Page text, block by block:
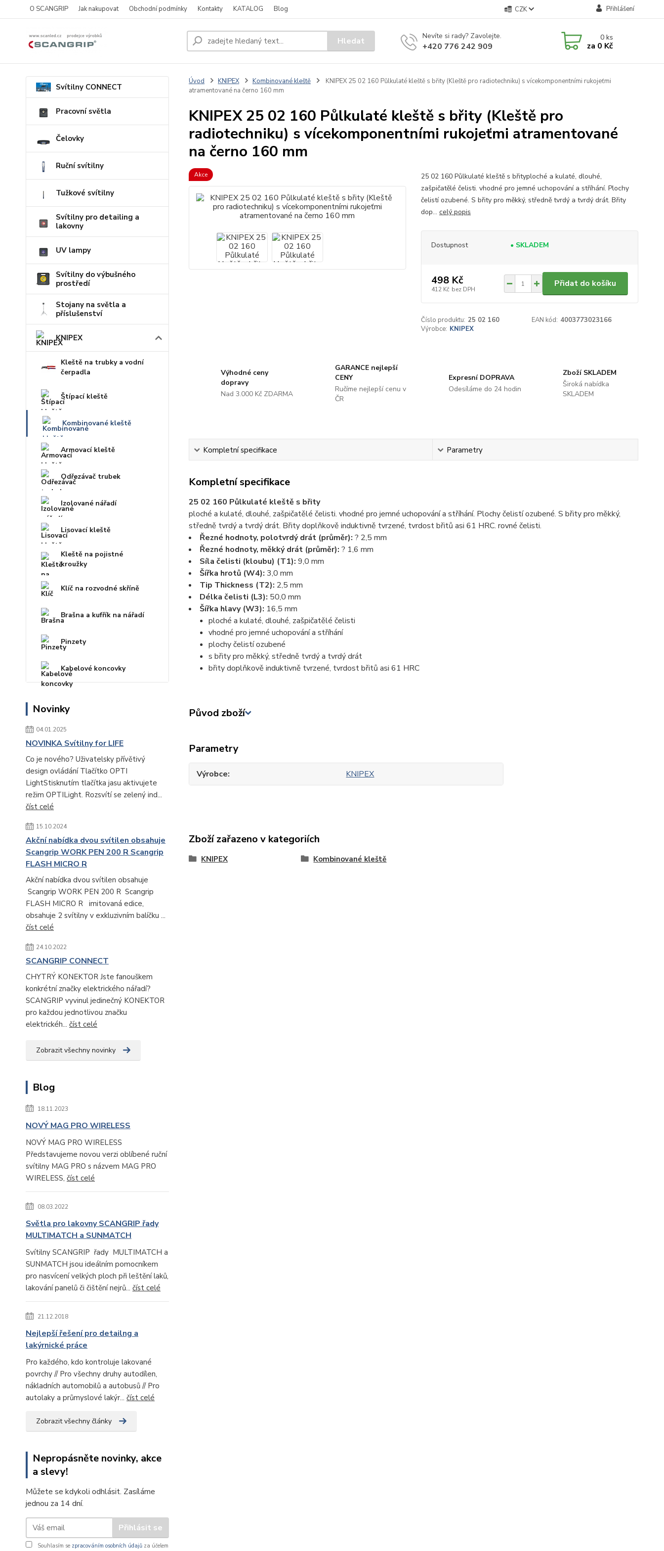
O SCANGRIP Jak nakupovat Obchodní podmínky Kontakty KATALOG Blog CZK Přihlášení
Hledat Nevíte si rady? Zavolejte.
+420 776 242 909
0ks
za 0 Kč
Svítilny CONNECT
Pracovní světla
Čelovky
Ruční svítilny
Tužkové svítilny
Svítilny pro detailing a
lakovny
UV lampy
Svítilny do výbušného
prostředí
Stojany na světla a
příslušenství
KNIPEX
Kleště na trubky a vodní
čerpadla
Štípací kleště
Kombinované kleště
Armovací kleště
Odřezávač trubek
Izolované nářadí
Lisovací kleště
Kleště na pojistné
kroužky
Klíč na rozvodné skříně
Brašna a kufřík na nářadí
Pinzety
Kabelové koncovky
Novinky
04.01.2025
NOVINKA Svítilny for LIFE
Co je nového? Uživatelsky přívětivý
design ovládání Tlačítko OPTI
LightStisknutím tlačítka jasu aktivujete
režim OPTILight. Rozsvítí se zelený ind...
číst celé
15.10.2024
Akční nabídka dvou svítilen obsahuje
Scangrip WORK PEN 200 R Scangrip
FLASH MICRO R
Akční nabídka dvou svítilen obsahuje
Scangrip WORK PEN 200 R Scangrip
FLASH MICRO R imitovaná edice,
obsahuje 2 svítilny v exkluzivním balíčku ...
číst celé
24.10.2022
SCANGRIP CONNECT
CHYTRÝ KONEKTOR Jste fanouškem
konkrétní značky elektrického nářadí?
SCANGRIP vyvinul jedinečný KONEKTOR
pro každou jednotlivou značku
elektrickéh... číst celé
Zobrazit všechny novinky
Blog
18.11.2023
NOVÝ MAG PRO WIRELESS
NOVÝ MAG PRO WIRELESS
Představujeme novou verzi oblíbené ruční
svítilny MAG PRO s názvem MAG PRO
WIRELESS, číst celé
08.03.2022
Světla pro lakovny SCANGRIP řady
MULTIMATCH a SUNMATCH
Svítilny SCANGRIP řady MULTIMATCH a
SUNMATCH jsou ideálním pomocníkem
pro nasvícení velkých ploch při leštění laků,
lakování panelů či čištění nejrů... číst celé
21.12.2018
Nejlepší řešení pro detailng a
lakýrnické práce
Pro každého, kdo kontroluje lakované
povrchy // Pro všechny druhy autodílen,
nákladních automobilů a autobusů // Pro
autolaky a průmyslové lakýr... číst celé
Zobrazit všechny články
Nepropásněte novinky, akce
a slevy!
Můžete se kdykoli odhlásit. Zasíláme
jednou za 14 dní.
Přihlásit se
Souhlasím se zpracováním osobních údajů za účelem
Úvod KNIPEX Kombinované kleště
KNIPEX 25 02 160 Půlkulaté kleště s břity (Kleště pro radiotechniku) s vícekomponentními rukojeťmi
atramentované na černo 160 mm
KNIPEX 25 02 160 Půlkulaté kleště s břity (Kleště pro
radiotechniku) s vícekomponentními rukojeťmi atramentované
na černo 160 mm
Akce
25 02 160 Půlkulaté kleště s břityploché a kulaté, dlouhé,
zašpičatělé čelisti. vhodné pro jemné uchopování a stříhání. Plochy
čelistí ozubené. S břity pro měkký, středně tvrdý a tvrdý drát. Břity
dop... celý popis
Dostupnost • SKLADEM
498 Kč
412 Kč bez DPH
Přidat do košíku
Číslo produktu: 25 02 160 EAN kód: 4003773023166
Výrobce: KNIPEX
Výhodné ceny
dopravy
Nad 3.000 Kč ZDARMA
GARANCE nejlepší
CENY
Ručíme nejlepší cenu v
ČR
Expresní DOPRAVA
Odesíláme do 24 hodin
Zboží SKLADEM
Široká nabídka
SKLADEM
Kompletní specifikace Parametry
Kompletní specifikace
25 02 160 Půlkulaté kleště s břity
ploché a kulaté, dlouhé, zašpičatělé čelisti. vhodné pro jemné uchopování a stříhání. Plochy čelistí ozubené. S břity pro měkký,
středně tvrdý a tvrdý drát. Břity doplňkově induktivně tvrzené, tvrdost břitů asi 61 HRC. rovné čelisti.
Řezné hodnoty, polotvrdý drát (průměr): ? 2,5 mm
Řezné hodnoty, měkký drát (průměr): ? 1,6 mm
Síla čelisti (kloubu) (T1): 9,0 mm
Šířka hrotů (W4): 3,0 mm
Tip Thickness (T2): 2,5 mm
Délka čelisti (L3): 50,0 mm
Šířka hlavy (W3): 16,5 mm
ploché a kulaté, dlouhé, zašpičatělé čelisti
vhodné pro jemné uchopování a stříhání
plochy čelistí ozubené
s břity pro měkký, středně tvrdý a tvrdý drát
břity doplňkově induktivně tvrzené, tvrdost břitů asi 61 HRC
Původ zboží
Parametry
Výrobce KNIPEX
Zboží zařazeno v kategoriích
KNIPEX Kombinované kleště